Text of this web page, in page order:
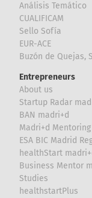
Análisis Temático
CUALIFICAM
Sello Sofía
EUR-ACE
Buzón de Quejas,
Entrepreneurs
About us
Startup Radar
BAN madri+d
Madri+d
ESA BIC Madrid
healthStart
Business Mentor
Studies
healthstartPlus